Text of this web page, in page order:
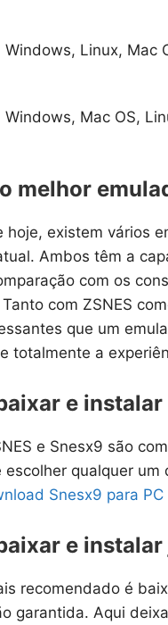
Windows, Linux, Mac
Windows, Mac OS,
melhor
hoje, existem vários
Ambos têm a
com os
com ZSNES
que um
totalmente a
e instalar
e Snesx9 são
escolher qualquer
Snesx9 para PC
e
recomendado é
garantida. Aqui